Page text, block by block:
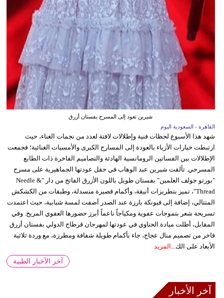
شيرين تعود إلى المسرح بفستان أزرق
القاهرة - السعودية اليوم
شهد هذا الأسبوع لحظات فنية وإطلالات لافتة لعدد من نجمات الغناء، حيث
ارتبطت خيارات الأزياء بالعودة إلى المسارح الكبرى والأمسيات الغنائية؛ فجمعت
الإطلالات بين الفساتين الرومانسية الهادئة والتصاميم الفاخرة ذات الطابع
المسرحي. تألقت شيرين عبد الوهاب في حفل عودتها الجماهيرية على مسرح
"بورتو جولف العلمين" بفستان طويل باللون الأزرق الفاتح من دار "Needle &
Thread"، تميز بتطريزات أنيقة، وأكمام قصيرة منسدلة، وطبقات من الكشكش
المتتالي، إضافة إلى فيونكة بارزة عند الصدر أضفت لمسة شبابية، حيث اعتمدت
تسريحة شعر بتموجات عفوية ومكياجاً ناعماً أبرز حضورها العفوي المريح. وفي
المقابل، أطلت ميادة الحناوي في عودتها لمهرجان قرطاج الدولي بفستان أزرق
فاخر من تصميم منال عجاج، جاء بأكمام طويلة شفافة ومطرزة، مع وردة ثلاثية
الأبعاد على الك... المزيد
آخر الأخبار الطبية
آخر الأخبار